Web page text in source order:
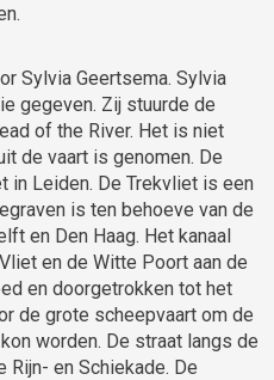
Sylvia Geertsema. Sylvia
gegeven. Zij stuurde de
of the River. Het is niet
de vaart is genomen. De
in Leiden. De Trekvliet is een
is ten behoeve van de
en Den Haag. Het kanaal
en de Witte Poort aan de
en doorgetrokken tot het
de grote scheepvaart om de
worden. De straat langs de
en Schiekade. De